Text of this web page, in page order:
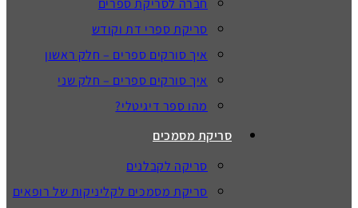
חברה לסריקת ספרים
סריקת ספרי דת וקודש
איך סורקים ספרים – חלק ראשון
איך סורקים ספרים – חלק שני
מהו ספר דיגיטלי?
סריקת מסמכים
סריקה לקבלנים
סריקת מסמכים לקליניקות של רופאים